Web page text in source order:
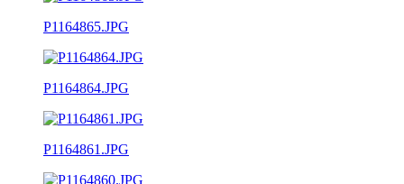
P1164865.JPG
P1164864.JPG
P1164861.JPG